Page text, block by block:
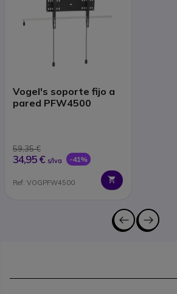
Vogel's soporte fijo a
pared PFW4500
59,35 €
34,95 € s/Iva -41%
Ref: VOGPFW4500